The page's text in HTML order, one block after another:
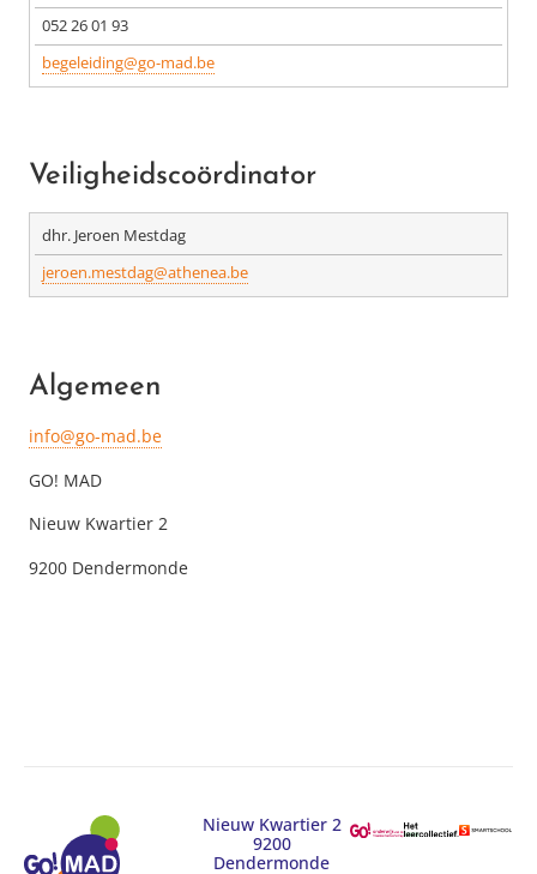
052 26 01 93
begeleiding@go-mad.be
Veiligheidscoördinator
dhr. Jeroen Mestdag
jeroen.mestdag@athenea.be
Algemeen
info@go-mad.be
GO! MAD
Nieuw Kwartier 2
9200 Dendermonde
Nieuw Kwartier 2
9200
Dendermonde